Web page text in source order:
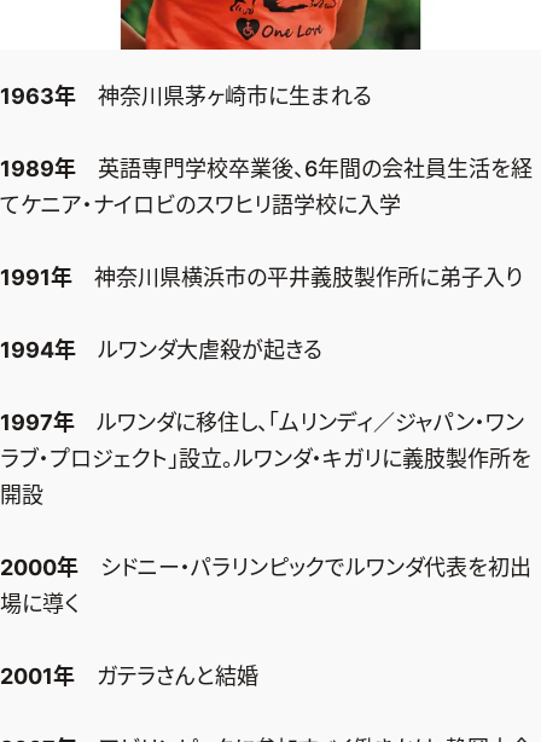
1963年 神奈川県茅ヶ崎市に生まれる
1989年 英語専門学校卒業後、6年間の会社員生活を経
てケニア・ナイロビのスワヒリ語学校に入学
1991年 神奈川県横浜市の平井義肢製作所に弟子入り
1994年 ルワンダ大虐殺が起きる
1997年 ルワンダに移住し、「ムリンディ／ジャパン・ワン
ラブ・プロジェクト」設立。ルワンダ・キガリに義肢製作所を
開設
2000年 シドニー・パラリンピックでルワンダ代表を初出
場に導く
2001年 ガテラさんと結婚